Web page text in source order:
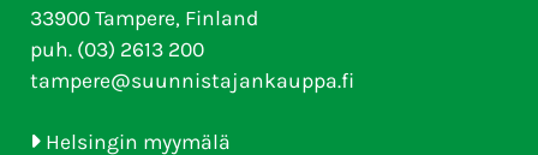
33900 Tampere, Finland
puh. (03) 2613 200
tampere@suunnistajankauppa.fi
Helsingin myymälä